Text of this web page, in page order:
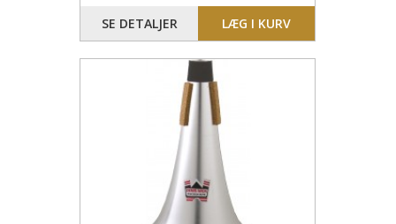
SE DETALJER LÆG I KURV